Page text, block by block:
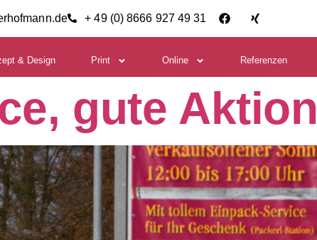
+ 49 (0) 8666 927 49 31
& Design Print Online Referenzen
gute Aktion